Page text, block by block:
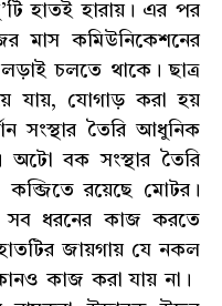
হাতই হারায়। এর পর
মাস কমিউনিকেশনের
লড়াই চলতে থাকে। ছাত্র
যায়, যোগাড় করা হয়
সংস্থার তৈরি আধুনিক
অটো বক সংস্থার তৈরি
রয়েছে মোটর।
সব ধরনের কাজ করতে
জায়গায় যে নকল
কাজ করা যায় না।